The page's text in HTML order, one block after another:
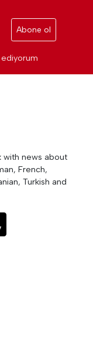
Abone ol
news about
French,
Turkish and